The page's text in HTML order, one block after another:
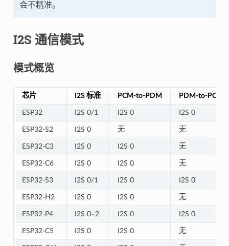
会不精准。
I2S 通信模式
模式概览
芯片 I2S 标准 PCM-to-PDM PDM-to-PCM
ESP32 I2S 0/1 I2S 0 I2S 0
ESP32-S2 I2S 0 无 无
ESP32-C3 I2S 0 I2S 0 无
ESP32-C6 I2S 0 I2S 0 无
ESP32-S3 I2S 0/1 I2S 0 I2S 0
ESP32-H2 I2S 0 I2S 0 无
ESP32-P4 I2S 0~2 I2S 0 I2S 0
ESP32-C5 I2S 0 I2S 0 无